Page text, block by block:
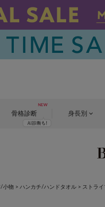
骨格診断 身長別
/小物 > ハンカチ/ハンドタオル > ストラ